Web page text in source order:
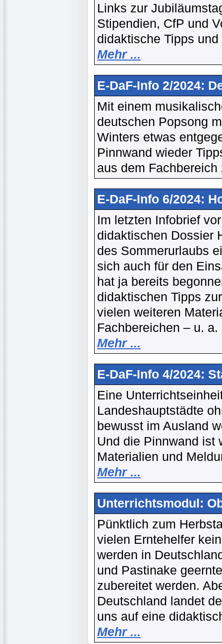
Links zur
Stipendien, CfP und
didaktische Tipps
Mehr ...
E-DaF-Info 2/2024:
Mit einem
deutschen Popsong
Winters etwas
Pinnwand wieder
aus dem
E-DaF-Info 6/2024:
Im letzten Infobrief
didaktischen Dossier
des Sommerurlaubs
sich auch für den
hat ja bereits
didaktischen Tipps
vielen weiteren
Fachbereichen – u.
Mehr ...
E-DaF-Info 4/2024:
Eine
Landeshauptstädte
bewusst im Ausland
Und die Pinnwand ist
Materialien und
Mehr ...
Unterrichtsmodul:
Pünktlich zum
vielen Erntehelfer
werden in
und Pastinake
zubereitet werden.
Deutschland landet
uns auf eine
Mehr ...